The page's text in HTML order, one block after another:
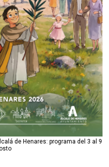
de Henares: programa del 3 al 9